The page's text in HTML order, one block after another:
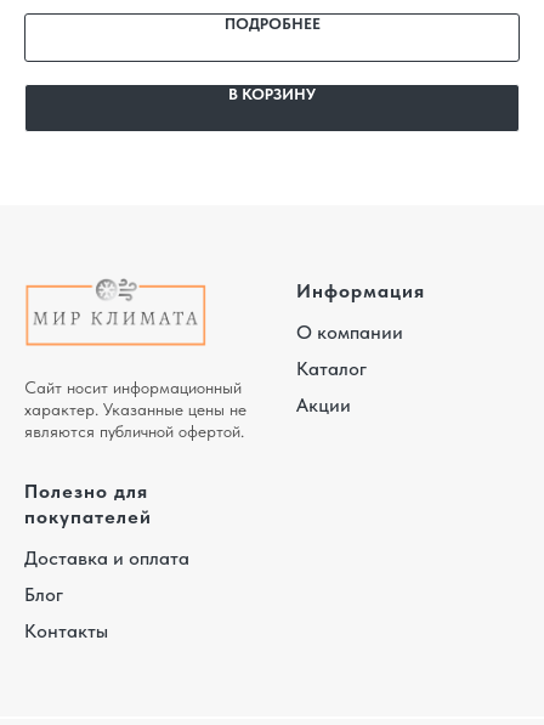
монтаж и гарантия.
ПОДРОБНЕЕ
В КОРЗИНУ
Сайт носит информационный
характер. Указанные цены не
являются публичной офертой.
Информация
О компании
Каталог
Акции
Полезно для
покупателей
Доставка и оплата
Блог
Контакты